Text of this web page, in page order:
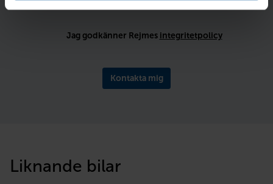
Jag godkänner Rejmes integritetpolicy
Kontakta mig
Liknande bilar